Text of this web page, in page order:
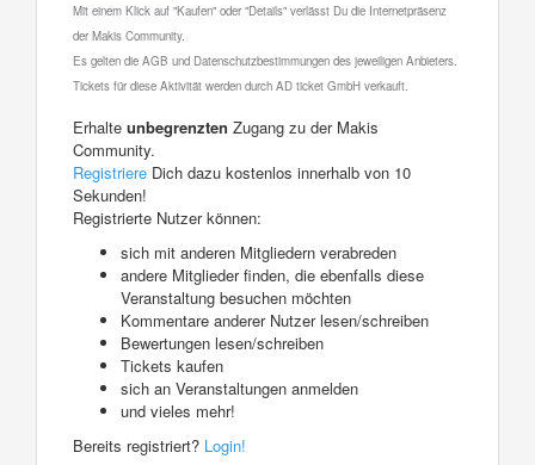
Mit einem Klick auf "Kaufen" oder "Details" verlässt Du die Internetpräsenz
der Makis Community.
Es gelten die AGB und Datenschutzbestimmungen des jeweiligen Anbieters.
Tickets für diese Aktivität werden durch AD ticket GmbH verkauft.
Erhalte unbegrenzten Zugang zu der Makis
Community.
Registriere Dich dazu kostenlos innerhalb von 10
Sekunden!
Registrierte Nutzer können:
sich mit anderen Mitgliedern verabreden
andere Mitglieder finden, die ebenfalls diese
Veranstaltung besuchen möchten
Kommentare anderer Nutzer lesen/schreiben
Bewertungen lesen/schreiben
Tickets kaufen
sich an Veranstaltungen anmelden
und vieles mehr!
Bereits registriert? Login!